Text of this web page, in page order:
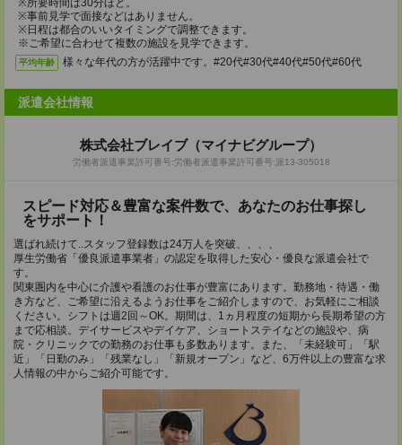
※所要時間は30分ほど。
※事前見学で面接などはありません。
※日程は都合のいいタイミングで調整できます。
※ご希望に合わせて複数の施設を見学できます。
平均年齢 様々な年代の方が活躍中です。#20代#30代#40代#50代#60代
派遣会社情報
株式会社ブレイブ（マイナビグループ）
労働者派遣事業許可番号:労働者派遣事業許可番号:派13-305018
スピード対応＆豊富な案件数で、あなたのお仕事探し
をサポート！
選ばれ続けて..スタッフ登録数は24万人を突破、、、、
厚生労働省「優良派遣事業者」の認定を取得した安心・優良な派遣会社で
す。
関東圏内を中心に介護や看護のお仕事が豊富にあります。勤務地・待遇・働
き方など、ご希望に沿えるようお仕事をご紹介しますので、お気軽にご相談
ください。シフトは週2回～OK。期間は、1ヵ月程度の短期から長期希望の方
まで応相談。デイサービスやデイケア、ショートステイなどの施設や、病
院・クリニックでの勤務のお仕事も多数あります。また、「未経験可」「駅
近」「日勤のみ」「残業なし」「新規オープン」など、6万件以上の豊富な求
人情報の中からご紹介可能です。